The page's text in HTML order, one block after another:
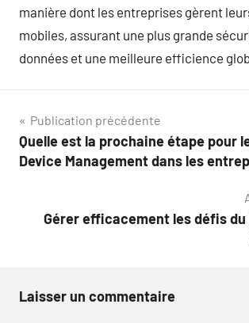
manière dont les entreprises gèrent
mobiles, assurant une plus grande
données et une meilleure efficience
Navigation
de
Publication précédente
Quelle est la prochaine étape pour
Device Management dans les
Gérer efficacement les défis du
Laisser un commentaire